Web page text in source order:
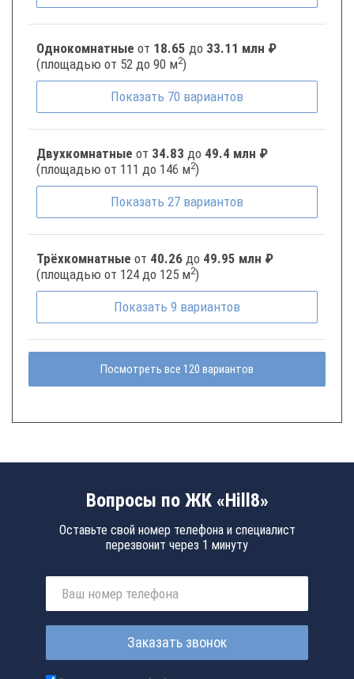
Однокомнатные от 18.65 до 33.11 млн ₽
(площадью от 52 до 90 м2)
Показать 70 вариантов
Двухкомнатные от 34.83 до 49.4 млн ₽
(площадью от 111 до 146 м2)
Показать 27 вариантов
Трёхкомнатные от 40.26 до 49.95 млн ₽
(площадью от 124 до 125 м2)
Показать 9 вариантов
Посмотреть все 120 вариантов
Вопросы по ЖК «Hill8»
Оставьте свой номер телефона и специалист
перезвонит через 1 минуту
Заказать звонок